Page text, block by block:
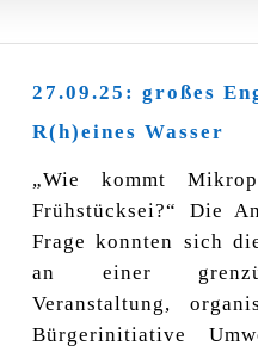
27.09.25: großes
R(h)eines Wasser
für
„Wie kommt
Frühstücksei?“ Die
Frage konnten sich
an einer
Veranstaltung,
Bürgerinitiative